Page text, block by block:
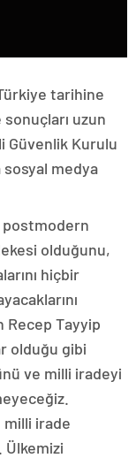
tarihine
uzun
Güvenlik Kurulu
sosyal medya
postmodern
olduğunu,
hiçbir
Recep Tayyip
olduğu gibi
ve milli iradeyi
milli irade
Ülkemizi